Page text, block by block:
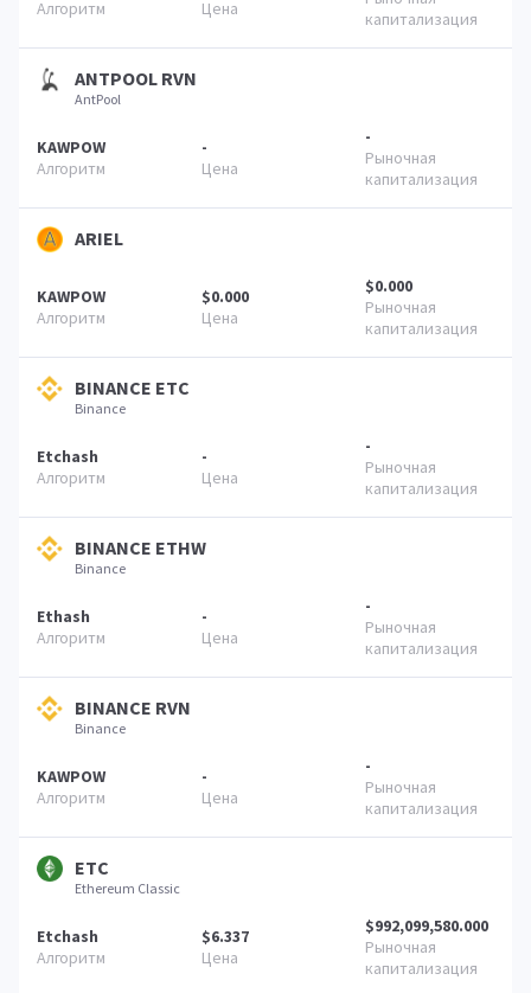
ANTPOOL RVN
AntPool
KAWPOW - -
ARIEL
KAWPOW $0.000 $0.000
BINANCE ETC
Binance
Etchash - -
BINANCE ETHW
Binance
Ethash - -
BINANCE RVN
Binance
KAWPOW - -
ETC
Ethereum Classic
Etchash $6.337 $992,099,580.000